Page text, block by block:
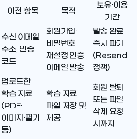
이전 항목 목적
보유·이용
기간
수신 이메일
주소, 인증
코드
회원가입·
비밀번호
재설정 인증
이메일 발송
발송 완료
즉시 파기
(Resend
정책)
업로드한
학습 자료
(PDF·
이미지·필기
등)
학습 자료
파일 저장 및
제공
회원 탈퇴
또는 파일
삭제 요청
시까지